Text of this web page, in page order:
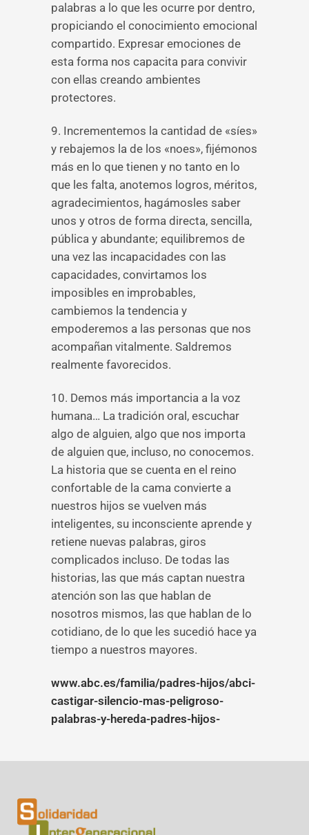
palabras a lo que les ocurre por dentro,
propiciando el conocimiento emocional
compartido. Expresar emociones de
esta forma nos capacita para convivir
con ellas creando ambientes
protectores.
9. Incrementemos la cantidad de «síes»
y rebajemos la de los «noes», fijémonos
más en lo que tienen y no tanto en lo
que les falta, anotemos logros, méritos,
agradecimientos, hagámosles saber
unos y otros de forma directa, sencilla,
pública y abundante; equilibremos de
una vez las incapacidades con las
capacidades, convirtamos los
imposibles en improbables,
cambiemos la tendencia y
empoderemos a las personas que nos
acompañan vitalmente. Saldremos
realmente favorecidos.
10. Demos más importancia a la voz
humana… La tradición oral, escuchar
algo de alguien, algo que nos importa
de alguien que, incluso, no conocemos.
La historia que se cuenta en el reino
confortable de la cama convierte a
nuestros hijos se vuelven más
inteligentes, su inconsciente aprende y
retiene nuevas palabras, giros
complicados incluso. De todas las
historias, las que más captan nuestra
atención son las que hablan de
nosotros mismos, las que hablan de lo
cotidiano, de lo que les sucedió hace ya
tiempo a nuestros mayores.
www.abc.es/familia/padres-hijos/abci-
castigar-silencio-mas-peligroso-
palabras-y-hereda-padres-hijos-